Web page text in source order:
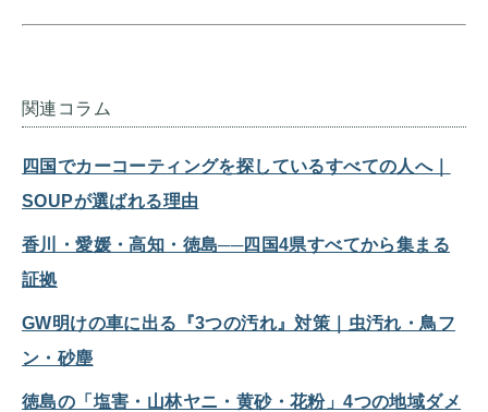
関連コラム
四国でカーコーティングを探しているすべての人へ｜
SOUPが選ばれる理由
香川・愛媛・高知・徳島──四国4県すべてから集まる
証拠
GW明けの車に出る『3つの汚れ』対策｜虫汚れ・鳥フ
ン・砂塵
徳島の「塩害・山林ヤニ・黄砂・花粉」4つの地域ダメ